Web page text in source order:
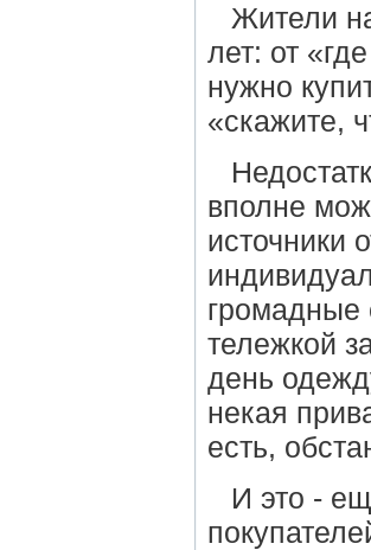
Жители
лет: от
нужно
«скажите,
вполне
источники
громадные
тележкой
день
некая
есть,
И это -